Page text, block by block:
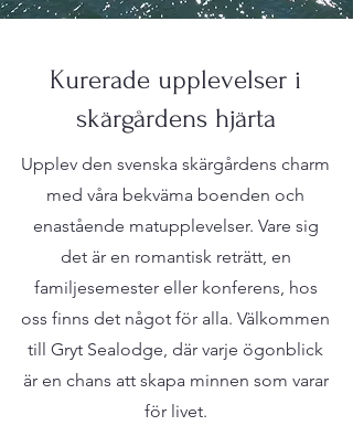
Kurerade upplevelser i
skärgårdens hjärta
Upplev den svenska skärgårdens charm
med våra bekväma boenden och
enastående matupplevelser. Vare sig
det är en romantisk reträtt, en
familjesemester eller konferens, hos
oss finns det något för alla. Välkommen
till Gryt Sealodge, där varje ögonblick
är en chans att skapa minnen som varar
för livet.